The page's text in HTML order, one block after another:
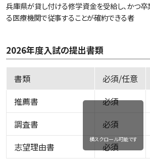
兵庫県が貸し付ける修学資金を受給し、かつ
る医療機関で従事することが確約できる者
2026年度入試の提出書類
書類 必須/任意
推薦書
必須
調査書
必須
志望理由書
必須
横スクロール可能です